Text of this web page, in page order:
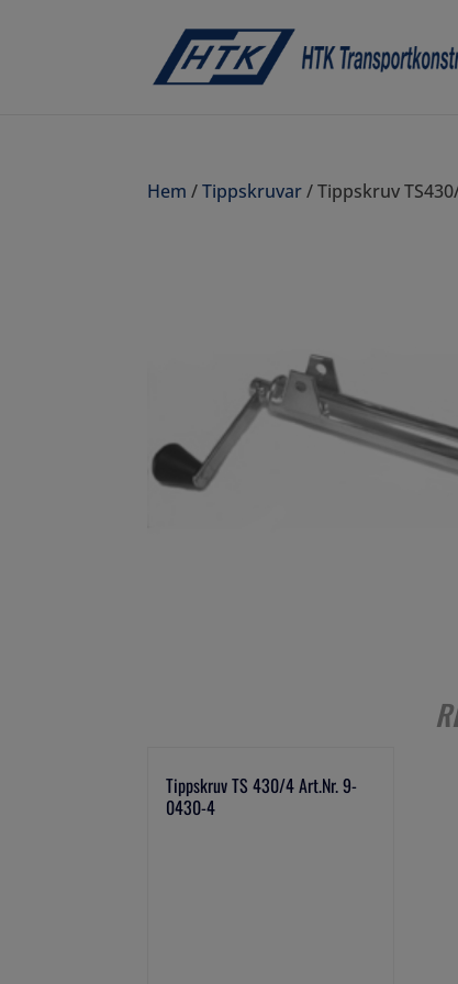
Hem /Tippskruvar/ Tippskruv
Tippskruv TS 430/4 Art.Nr. 9-
0430-4